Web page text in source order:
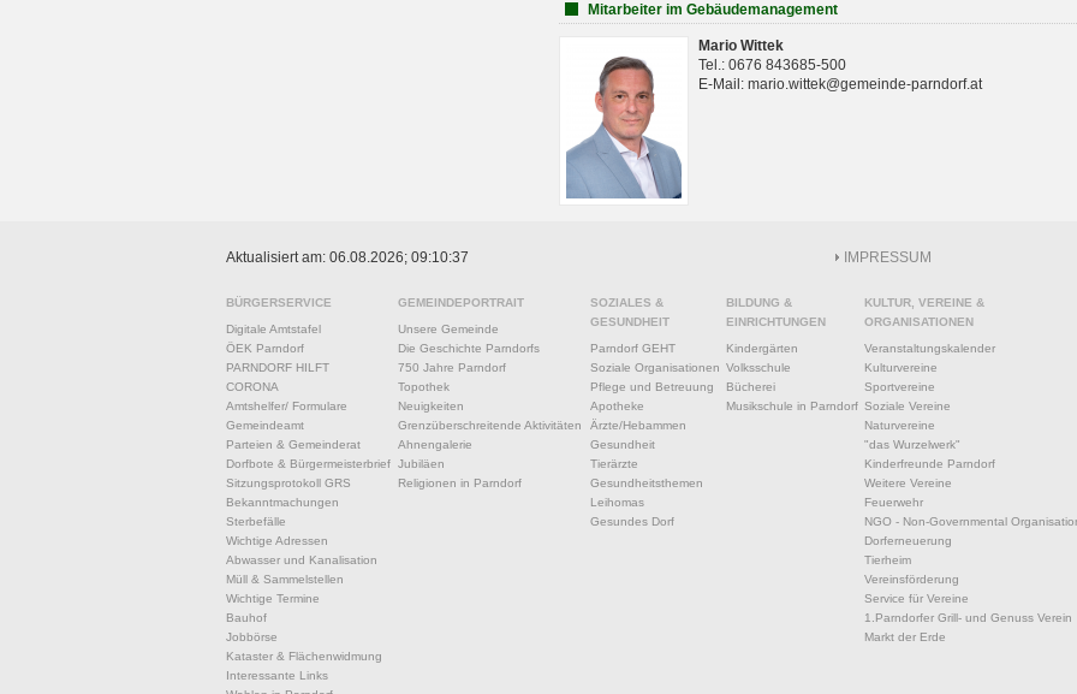
Mitarbeiter im Gebäudemanagement
Mario Wittek
Tel.: 0676 843685-500
E-Mail: mario.wittek@gemeinde-parndorf.at
Aktualisiert am: 06.08.2026; 09:10:37 IMPRESSUM
BÜRGERSERVICE
Digitale Amtstafel
ÖEK Parndorf
PARNDORF HILFT
CORONA
Amtshelfer/ Formulare
Gemeindeamt
Parteien & Gemeinderat
Dorfbote & Bürgermeisterbrief
Sitzungsprotokoll GRS
Bekanntmachungen
Sterbefälle
Wichtige Adressen
Abwasser und Kanalisation
Müll & Sammelstellen
Wichtige Termine
Bauhof
Jobbörse
Kataster & Flächenwidmung
Interessante Links
GEMEINDEPORTRAIT
Unsere Gemeinde
Die Geschichte Parndorfs
750 Jahre Parndorf
Topothek
Neuigkeiten
Grenzüberschreitende Aktivitäten
Ahnengalerie
Jubiläen
Religionen in Parndorf
SOZIALES &
GESUNDHEIT
Parndorf GEHT
Soziale Organisationen
Pflege und Betreuung
Apotheke
Ärzte/Hebammen
Gesundheit
Tierärzte
Gesundheitsthemen
Leihomas
Gesundes Dorf
BILDUNG &
EINRICHTUNGEN
Kindergärten
Volksschule
Bücherei
Musikschule in Parndorf
KULTUR, VEREINE &
ORGANISATIONEN
Veranstaltungskalender
Kulturvereine
Sportvereine
Soziale Vereine
Naturvereine
"das Wurzelwerk"
Kinderfreunde Parndorf
Weitere Vereine
Feuerwehr
NGO - Non-Governmental
Dorferneuerung
Tierheim
Vereinsförderung
Service für Vereine
1.Parndorfer Grill- und Genuss Verein
Markt der Erde